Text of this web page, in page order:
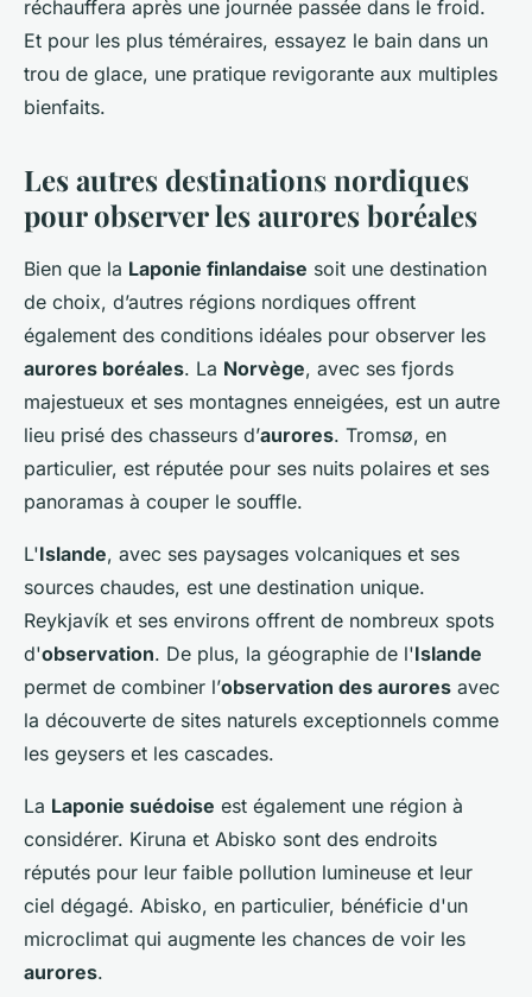
réchauffera après une journée passée dans le froid.
Et pour les plus téméraires, essayez le bain dans un
trou de glace, une pratique revigorante aux multiples
bienfaits.
Les autres destinations nordiques
pour observer les aurores boréales
Bien que la Laponie finlandaise soit une destination
de choix, d’autres régions nordiques offrent
également des conditions idéales pour observer les
aurores boréales. La Norvège, avec ses fjords
majestueux et ses montagnes enneigées, est un autre
lieu prisé des chasseurs d’aurores. Tromsø, en
particulier, est réputée pour ses nuits polaires et ses
panoramas à couper le souffle.
L'Islande, avec ses paysages volcaniques et ses
sources chaudes, est une destination unique.
Reykjavík et ses environs offrent de nombreux spots
d'observation. De plus, la géographie de l'Islande
permet de combiner l’observation des aurores avec
la découverte de sites naturels exceptionnels comme
les geysers et les cascades.
La Laponie suédoise est également une région à
considérer. Kiruna et Abisko sont des endroits
réputés pour leur faible pollution lumineuse et leur
ciel dégagé. Abisko, en particulier, bénéficie d'un
microclimat qui augmente les chances de voir les
aurores.